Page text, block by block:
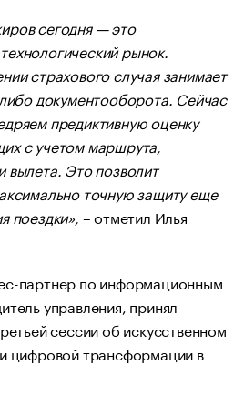
сегодня — это
рынок.
страхового случая занимает
документооборота. Сейчас
предиктивную оценку
с учетом маршрута,
вылета. Это позволит
точную защиту еще
поездки», – отметил Илья
партнер по информационным
управления, принял
сессии об искусственном
цифровой трансформации в